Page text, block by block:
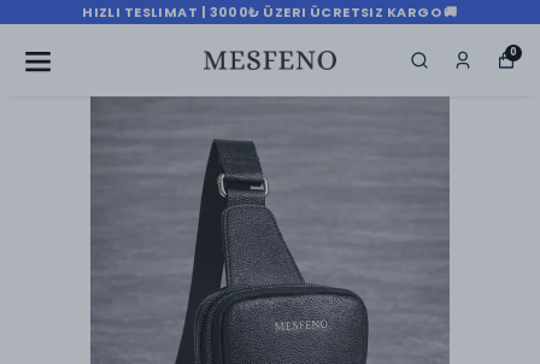
HIZLI TESLIMAT | 3000₺ ÜZERI ÜCRETSIZ KARGO 🚚
0